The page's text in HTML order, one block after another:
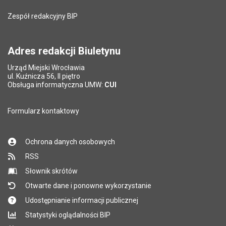
Zespół redakcyjny BIP
Adres redakcji Biuletynu
Urząd Miejski Wrocławia
ul. Kuźnicza 56, II piętro
Obsługa informatyczna UMW: CUI
Formularz kontaktowy
Ochrona danych osobowych
RSS
Słownik skrótów
Otwarte dane i ponowne wykorzystanie
Udostępnianie informacji publicznej
Statystyki oglądalności BIP